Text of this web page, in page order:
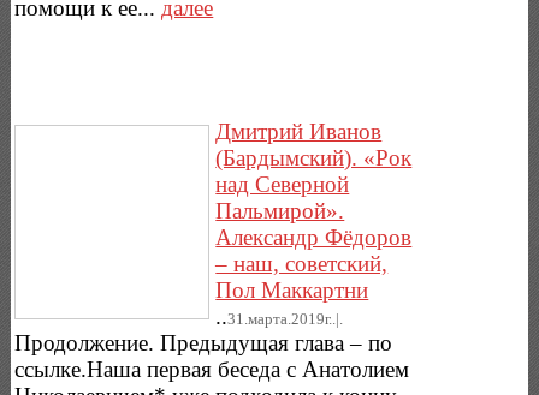
помощи к ее... далее
Дмитрий Иванов
(Бардымский). «Рок
над Северной
Пальмирой».
Александр Фёдоров
– наш, советский,
Пол Маккартни
..31.марта.2019г..|.
Продолжение. Предыдущая глава – по
ссылке.Наша первая беседа с Анатолием